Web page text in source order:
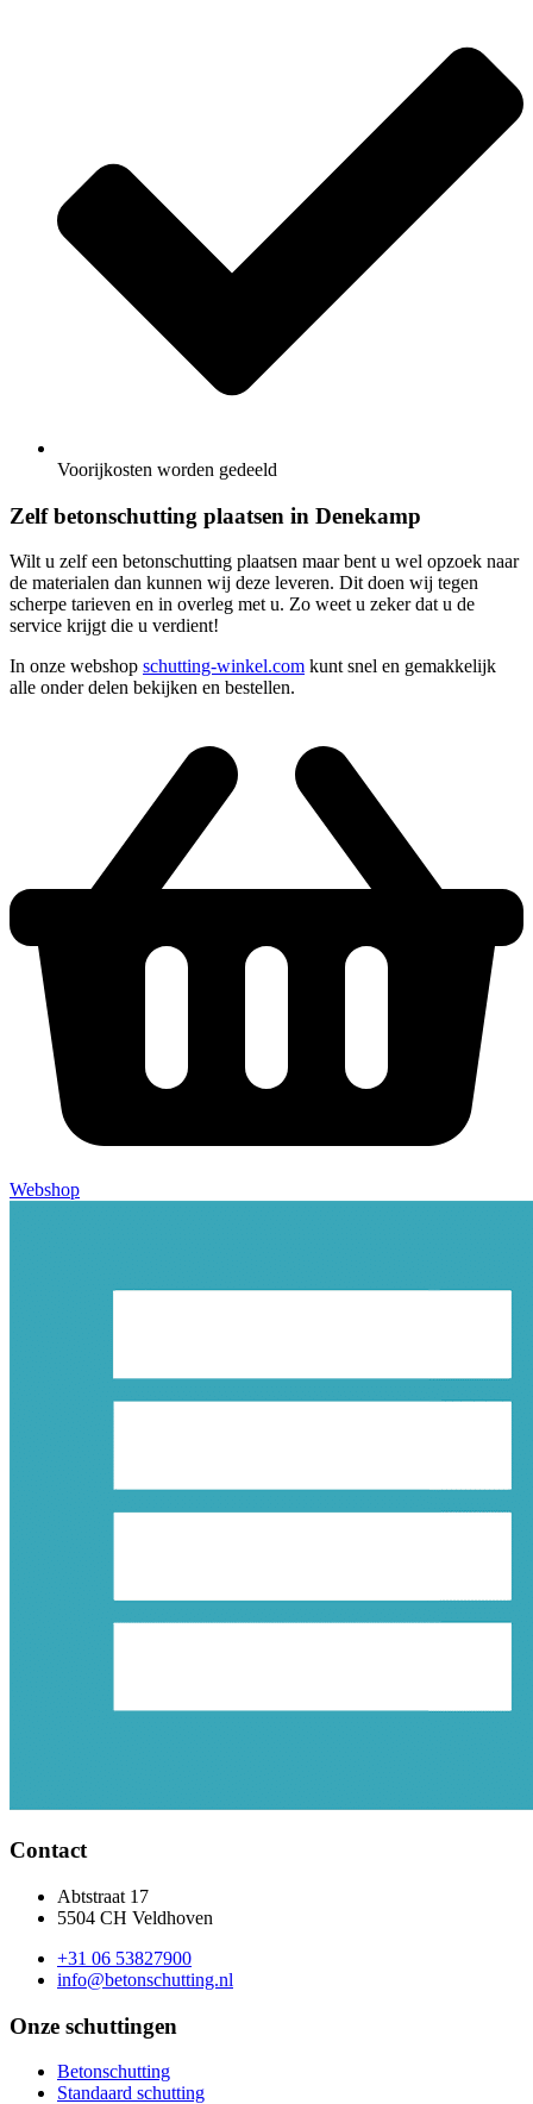
Voorijkosten worden gedeeld
Zelf betonschutting plaatsen in Denekamp
Wilt u zelf een betonschutting plaatsen maar bent u wel opzoek naar
de materialen dan kunnen wij deze leveren. Dit doen wij tegen
scherpe tarieven en in overleg met u. Zo weet u zeker dat u de
service krijgt die u verdient!
In onze webshop schutting-winkel.com kunt snel en gemakkelijk
alle onder delen bekijken en bestellen.
Webshop
Contact
Abtstraat 17
5504 CH Veldhoven
+31 06 53827900
info@betonschutting.nl
Onze schuttingen
Betonschutting
Standaard schutting